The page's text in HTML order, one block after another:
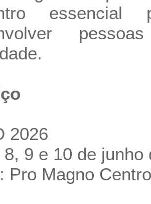
2026
8, 9 e 10 de junho
Pro Magno